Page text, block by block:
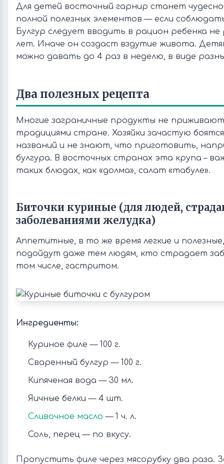
Для детей восточный гарнир станет
полной полезных элементов — если
Булгур следует вводить в рацион ребенка
лет. Иначе он создаст вздутие живота.
можно давать до 4 раз в неделю, в виде
Два полезных рецепта
Многие заграничные продукты не
традициями стране. Хозяйки зачастую
названий и не знают, что приготовить,
булгура. В восточных странах эта крупа –
таких блюдах, как «долма», салат «табуле».
Биточки куриные (для людей,
заболеваниями желудка)
Аппетитные, в то же время легкие и
подойдут даже тем людям, кто страдает
том числе, гастритом.
Ингредиенты:
Куриное филе — 100 г.
Сваренный булгур — 100 г.
Кипяченая вода — 30 мл.
Яичные белки — 4 шт.
Сливочное масло — 1 ч. л.
Соль, перец — по вкусу.
Пропустить филе через мясорубку два раза.